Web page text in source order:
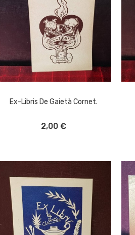
Ex-Libris De Gaietà Cornet.
2,00 €